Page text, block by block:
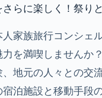
さらに楽しく！祭り
家族旅行コンシェ
を満喫しませんか
地元の人々との交
宿泊施設と移動手段